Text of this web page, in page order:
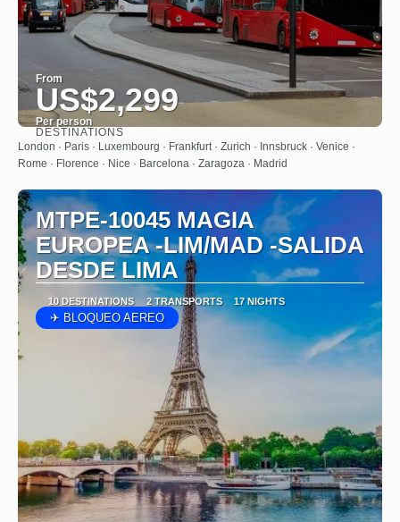
From
US$2,299
Per person
See
DESTINATIONS
London · Paris · Luxembourg · Frankfurt · Zurich · Innsbruck · Venice ·
Rome · Florence · Nice · Barcelona · Zaragoza · Madrid
MTPE-10045 MAGIA
EUROPEA -LIM/MAD -SALIDA
DESDE LIMA
10 DESTINATIONS 2 TRANSPORTS 17 NIGHTS
✈ BLOQUEO AEREO